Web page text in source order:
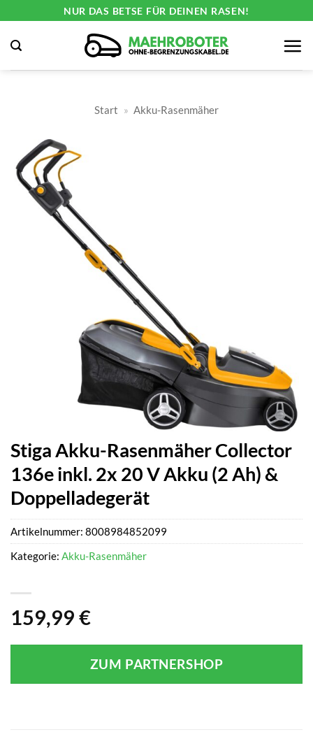
springen
NUR DAS BETSE FÜR DEINEN RASEN!
Start » Akku-Rasenmäher
Stiga Akku-Rasenmäher Collector
136e inkl. 2x 20 V Akku (2 Ah) &
Doppelladegerät
159,99 €
ZUM PARTNERSHOP
Artikelnummer: 8008984852099
Kategorie: Akku-Rasenmäher